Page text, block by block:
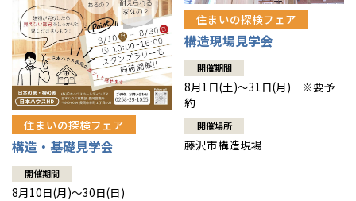
住まいの探検フェア
構造・基礎見学会
開催期間
8月10日(月)～30日(日)
住まいの探検フェア
構造現場見学会
開催期間
8月1日(土)～31日(月) ※要予
約
開催場所
藤沢市構造現場